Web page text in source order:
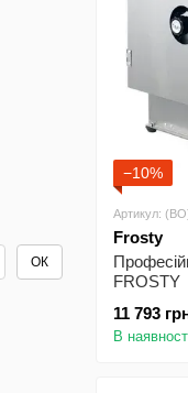
−10%
Артикул:
Frosty
FROSTY
11 793
В
ОК